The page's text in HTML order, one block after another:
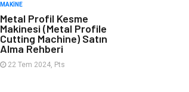
Tarım &
Hayvancılık
MAKINE
Metal Profil Kesme
Makinesi (Metal Profile
Cutting Machine) Satın
Alma Rehberi
22 Tem 2024, Pts